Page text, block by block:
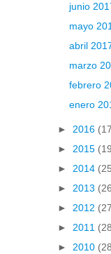
junio
mayo
abril
marzo
febrero
enero
► 2016
► 2015
► 2014
► 2013
► 2012
► 2011
► 2010